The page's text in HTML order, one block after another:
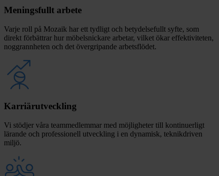
Meningsfullt arbete
Varje roll på Mozaik har ett tydligt och betydelsefullt syfte, som
direkt förbättrar hur möbelsnickare arbetar, vilket ökar effektiviteten,
noggrannheten och det övergripande arbetsflödet.
Karriärutveckling
Vi stödjer våra teammedlemmar med möjligheter till kontinuerligt
lärande och professionell utveckling i en dynamisk, teknikdriven
miljö.